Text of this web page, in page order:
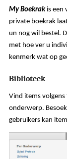
My Boekrakis een
private boekrak
un nog wil bestel.
met hoe ver u
kenmerk wat op
Biblioteek
Vind items
onderwerp.
gebruikers kan